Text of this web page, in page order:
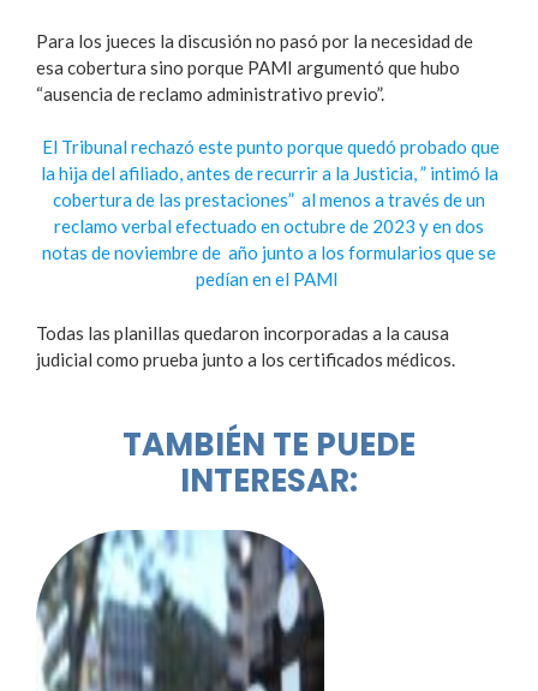
Para los jueces la discusión no pasó por la necesidad de
esa cobertura sino porque PAMI argumentó que hubo
“ausencia de reclamo administrativo previo”.
El Tribunal rechazó este punto porque quedó probado que
la hija del afiliado, antes de recurrir a la Justicia, ” intimó la
cobertura de las prestaciones” al menos a través de un
reclamo verbal efectuado en octubre de 2023 y en dos
notas de noviembre de año junto a los formularios que se
pedían en el PAMI
Todas las planillas quedaron incorporadas a la causa
judicial como prueba junto a los certificados médicos.
TAMBIÉN TE PUEDE
INTERESAR: